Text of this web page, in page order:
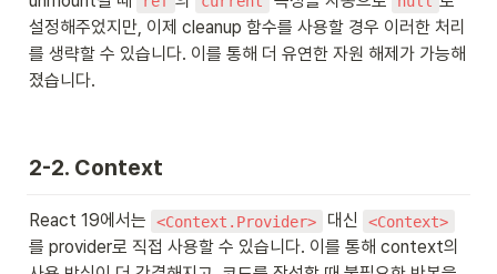
설정해주었지만, 이제 cleanup 함수를 사용할 경우 이러한 처리
를 생략할 수 있습니다. 이를 통해 더 유연한 자원 해제가 가능해
졌습니다.
2-2. Context
React 19에서는 <Context.Provider> 대신 <Context>
를 provider로 직접 사용할 수 있습니다. 이를 통해 context의